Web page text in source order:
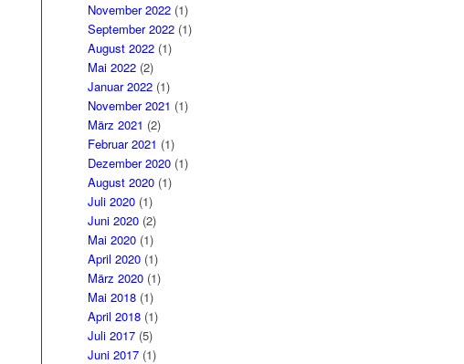
November 2022 (1)
September 2022 (1)
August 2022 (1)
Mai 2022 (2)
Januar 2022 (1)
November 2021 (1)
März 2021 (2)
Februar 2021 (1)
Dezember 2020 (1)
August 2020 (1)
Juli 2020 (1)
Juni 2020 (2)
Mai 2020 (1)
April 2020 (1)
März 2020 (1)
Mai 2018 (1)
April 2018 (1)
Juli 2017 (5)
Juni 2017 (1)